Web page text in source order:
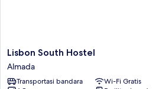
Lisbon
South
Hostel
Almada
Lisbon South Hostel
Almada
Transportasi bandara
Wi-Fi Gratis